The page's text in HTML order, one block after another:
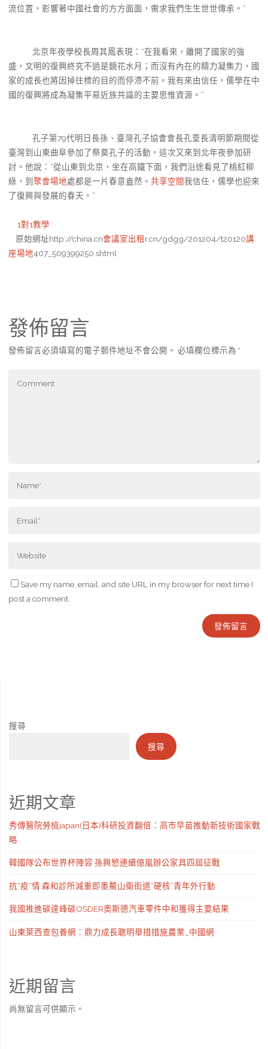
流位置，影響著中國社會的方方面面，需求我們生生世世傳承。”
北京年夜學校長周其鳳表現：“在我看來，離開了國家的強
盛，文明的復興終究不過是鏡花水月；而沒有內在的精力凝集力，國
家的成長也將因掉往標的目的而停滯不前。我有來由信任，儒學在中
國的復興將成為凝集平易近族共識的主要思惟資源。”
孔子第79代明日長孫、臺灣孔子協會會長孔垂長清明節期間從
臺灣到山東曲阜參加了祭奠孔子的活動，這次又來到北年夜參加研
討。他說：“從山東到北京，坐在高鐵下面，我們沿途看見了桃紅柳
綠，到聚會場地處都是一片春意盎然。 共享空間我信任，儒學也迎來
了復興與發展的春天。”
1對1教學
原始網址http://china.cn會議室出租r.cn/gdgg/201204/t20120講
座場地407_509399250.shtml
發佈留言
發佈留言必須填寫的電子郵件地址不會公開。 必填欄位標示為 *
Save my name, email, and site URL in my browser for next time I
post a comment.
搜尋
搜尋
近期文章
秀傳醫院勞檢japan(日本)科研投資翻倍：高市早苗推動新技術國家戰
略
韓國隊公布世界杯陣容 孫興慜連續億嵐辦公家具四屆征戰
抗“疫”情 森和診所減重即墨鰲山衛街道“硬核”青年外行動
我國推進碳達峰碳OSDER奧斯德汽車零件中和獲得主要結果
山東萊西查包養網：鼎力成長聰明舉措措施農業_中國網
近期留言
尚無留言可供顯示。